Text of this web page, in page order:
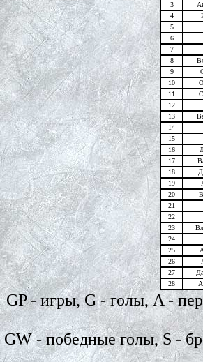
3
4
5
6
7
8
9
10
11
12
13
14
15
16
17
18
19
20
21
22
23
24
25
26
27
28
GP - игры, G - голы, A -
GW - победные голы, S -